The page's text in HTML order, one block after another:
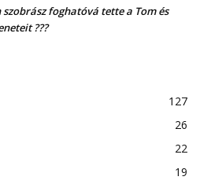
szobrász foghatóvá tette a Tom és
???
127
26
22
19